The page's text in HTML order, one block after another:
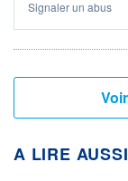
Signaler un abus
A LIRE AUSSI